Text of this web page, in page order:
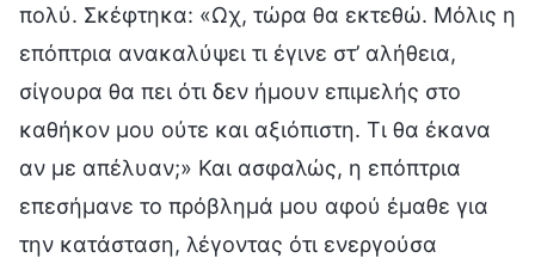
πολύ. Σκέφτηκα: «Ωχ, τώρα θα εκτεθώ. Μόλις η
επόπτρια ανακαλύψει τι έγινε στ’ αλήθεια,
σίγουρα θα πει ότι δεν ήμουν επιμελής στο
καθήκον μου ούτε και αξιόπιστη. Τι θα έκανα
αν με απέλυαν;» Και ασφαλώς, η επόπτρια
επεσήμανε το πρόβλημά μου αφού έμαθε για
την κατάσταση, λέγοντας ότι ενεργούσα